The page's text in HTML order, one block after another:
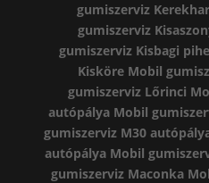
gumiszerviz
gumiszerviz
gumiszerviz Kisbagi
Kisköre Mobil
gumiszerviz Lőrinci
autópálya Mobil
gumiszerviz M30
autópálya Mobil
gumiszerviz Maconka